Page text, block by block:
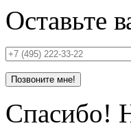
Оставьте
Позвоните мне!
Спасибо!